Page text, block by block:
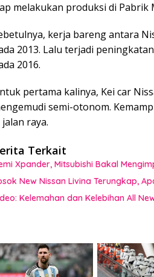
melakukan produksi di
kerja bareng antara
2013. Lalu terjadi
2016.
pertama kalinya, Kei car
semi-otonom.
jalan raya.
Terkait
Xpander, Mitsubishi Bakal
New Nissan Livina Terungkap,
Kelemahan dan Kelebihan All